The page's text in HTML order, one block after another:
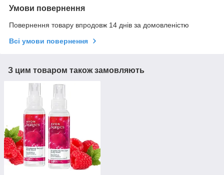
Умови повернення
Повернення товару впродовж 14 днів за домовленістю
Всі умови повернення
З цим товаром також замовляють